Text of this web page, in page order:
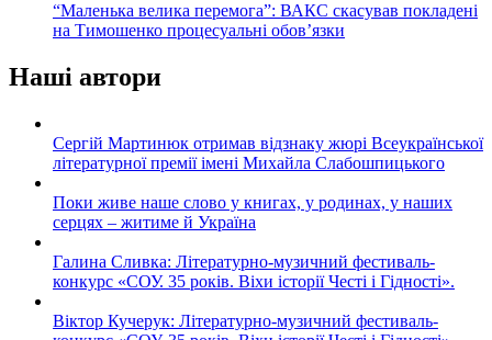
“Маленька велика перемога”: ВАКС скасував покладені
на Тимошенко процесуальні обов’язки
Наші автори
Сергій Мартинюк отримав відзнаку жюрі Всеукраїнської
літературної премії імені Михайла Слабошпицького
Поки живе наше слово у книгах, у родинах, у наших
серцях – житиме й Україна
Галина Сливка: Літературно-музичний фестиваль-
конкурс «СОУ. 35 років. Віхи історії Честі і Гідності».
Віктор Кучерук: Літературно-музичний фестиваль-